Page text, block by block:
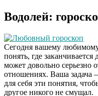
Водолей:
Любовный гороскоп
Сегодня вашему любимому
понять, где
может довольно серьезно
отношениях. Ваша задача
для себя эти понятия,
другое никого не смущал.